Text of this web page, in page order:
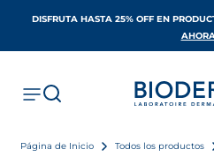
DISFRUTA HASTA 25% OFF EN
Página de Inicio Todos los productos